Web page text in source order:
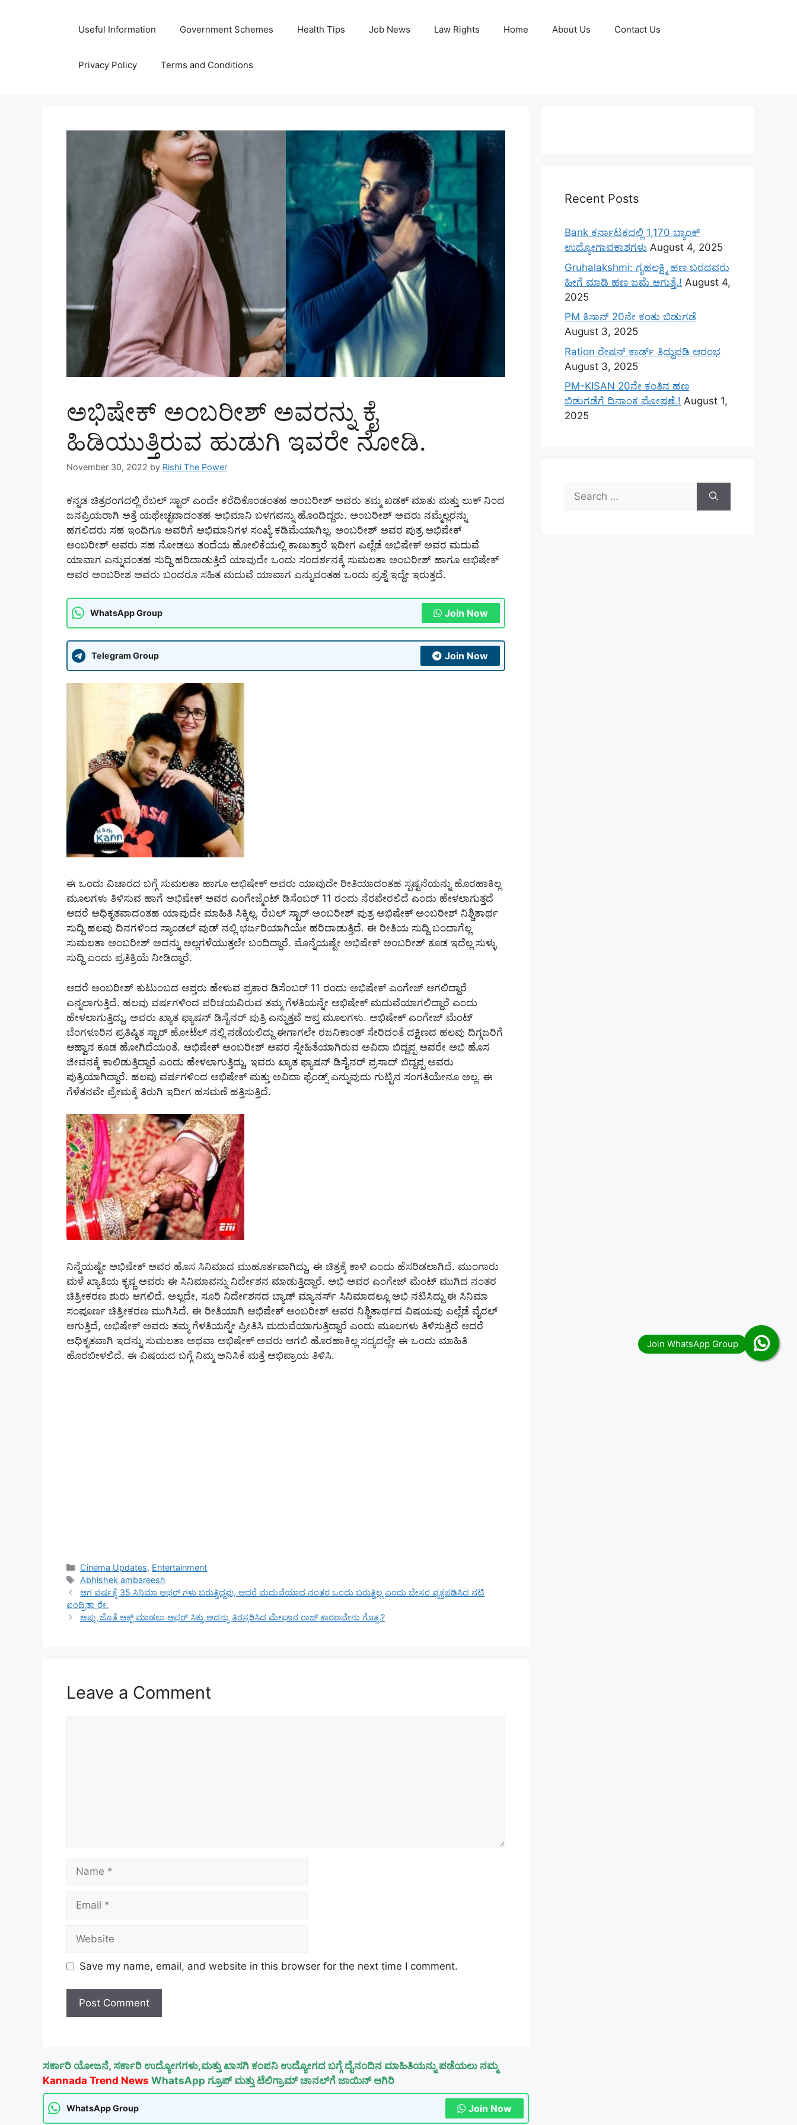
Useful Information Government Schemes Health Tips Job News Law Rights Home About Us Contact Us
Privacy Policy Terms and Conditions
ಅಭಿಷೇಕ್ ಅಂಬರೀಶ್ ಅವರನ್ನು ಕೈ
ಹಿಡಿಯುತ್ತಿರುವ ಹುಡುಗಿ ಇವರೇ ನೋಡಿ.
November 30, 2022 by Rishi The Power
ಕನ್ನಡ ಚಿತ್ರರಂಗದಲ್ಲಿ ರೆಬಲ್ ಸ್ಟಾರ್ ಎಂದೇ ಕರೆದಿಕೊಂಡಂತಹ ಅಂಬರೀಶ್ ಅವರು ತಮ್ಮ ಖಡಕ್ ಮಾತು ಮತ್ತು ಲುಕ್ ನಿಂದ
ಜನಪ್ರಿಯರಾಗಿ ಅತ್ತೆ ಯಥೇಚ್ಛವಾದಂತಹ ಅಭಿಮಾನಿ ಬಳಗವನ್ನು ಹೊಂದಿದ್ದರು. ಅಂಬರೀಶ್ ಅವರು ನಮ್ಮೆಲ್ಲರನ್ನು
ಹಗಲಿದರು ಸಹ ಇಂದಿಗೂ ಅವರಿಗೆ ಅಭಿಮಾನಿಗಳ ಸಂಖ್ಯೆ ಕಡಿಮೆಯಾಗಿಲ್ಲ. ಅಂಬರೀಶ್ ಅವರ ಪುತ್ರ ಅಭಿಷೇಕ್
ಅಂಬರೀಶ್ ಅವರು ಸಹ ನೋಡಲು ತಂದೆಯ ಹೋಲಿಕೆಯಲ್ಲಿ ಕಾಣುತ್ತಾರೆ ಇದೀಗ ಎಲ್ಲೆಡೆ ಅಭಿಷೇಕ್ ಅವರ ಮದುವೆ
ಯಾವಾಗ ಎನ್ನುವಂತಹ ಸುದ್ದಿ ಹರಿದಾಡುತ್ತಿದೆ ಯಾವುದೇ ಒಂದು ಸಂದರ್ಶನಕ್ಕೆ ಸುಮಲತಾ ಅಂಬರೀಶ್ ಹಾಗೂ ಅಭಿಷೇಕ್
ಅವರ ಅಂಬರೀಶ ಅವರು ಬಂದರೂ ಸಹಿತ ಮದುವೆ ಯಾವಾಗ ಎನ್ನುವಂತಹ ಒಂದು ಪ್ರಶ್ನೆ ಇದ್ದೇ ಇರುತ್ತದೆ.
WhatsApp Group Join Now
Telegram Group Join Now
ಈ ಒಂದು ವಿಚಾರದ ಬಗ್ಗೆ ಸುಮಲತಾ ಹಾಗೂ ಅಭಿಷೇಕ್ ಅವರು ಯಾವುದೇ ರೀತಿಯಾದಂತಹ ಸ್ಪಷ್ಟನೆಯನ್ನು ಹೊರಹಾಕಿಲ್ಲ
ಮೂಲಗಳು ತಿಳಿಸುವ ಹಾಗೆ ಅಭಿಷೇಕ್ ಅವರ ಎಂಗೇಜ್ಮೆಂಟ್ ಡಿಸೆಂಬರ್ 11 ರಂದು ನೆರವೇರಲಿದೆ ಎಂದು ಹೇಳಲಾಗುತ್ತದೆ
ಆದರೆ ಅಧಿಕೃತವಾದಂತಹ ಯಾವುದೇ ಮಾಹಿತಿ ಸಿಕ್ಕಿಲ್ಲ. ರೆಬಲ್ ಸ್ಟಾರ್ ಅಂಬರೀಶ್ ಪುತ್ರ ಅಭಿಷೇಕ್ ಅಂಬರೀಶ್ ನಿಶ್ಚಿತಾರ್ಥ
ಸುದ್ದಿ ಹಲವು ದಿನಗಳಿಂದ ಸ್ಯಾಂಡಲ್ ವುಡ್ ನಲ್ಲಿ ಭರ್ಜರಿಯಾಗಿಯೇ ಹರಿದಾಡುತ್ತಿದೆ. ಈ ರೀತಿಯ ಸುದ್ದಿ ಬಂದಾಗೆಲ್ಲ
ಸುಮಲತಾ ಅಂಬರೀಶ್ ಅದನ್ನು ಅಲ್ಲಗಳೆಯುತ್ತಲೇ ಬಂದಿದ್ದಾರೆ. ಮೊನ್ನೆಯಷ್ಟೇ ಅಭಿಷೇಕ್ ಅಂಬರೀಶ್ ಕೂಡ ಇದೆಲ್ಲ ಸುಳ್ಳು
ಸುದ್ದಿ ಎಂದು ಪ್ರತಿಕ್ರಿಯೆ ನೀಡಿದ್ದಾರೆ.
ಆದರೆ ಅಂಬರೀಶ್ ಕುಟುಂಬದ ಆಪ್ತರು ಹೇಳುವ ಪ್ರಕಾರ ಡಿಸೆಂಬರ್ 11 ರಂದು ಅಭಿಷೇಕ್ ಎಂಗೇಜ್ ಆಗಲಿದ್ದಾರೆ
ಎನ್ನಲಾಗುತ್ತಿದೆ. ಹಲವು ವರ್ಷಗಳಿಂದ ಪರಿಚಯವಿರುವ ತಮ್ಮ ಗೆಳತಿಯನ್ನೇ ಅಭಿಷೇಕ್ ಮದುವೆಯಾಗಲಿದ್ದಾರೆ ಎಂದು
ಹೇಳಲಾಗುತ್ತಿದ್ದು, ಅವರು ಖ್ಯಾತ ಫ್ಯಾಷನ್ ಡಿಸೈನರ್ ಪುತ್ರಿ ಎನ್ನುತ್ತವೆ ಆಪ್ತ ಮೂಲಗಳು. ಅಭಿಷೇಕ್ ಎಂಗೇಜ್ ಮೆಂಟ್
ಬೆಂಗಳೂರಿನ ಪ್ರತಿಷ್ಠಿತ ಸ್ಟಾರ್ ಹೋಟೆಲ್ ನಲ್ಲಿ ನಡೆಯಲಿದ್ದು ಈಗಾಗಲೇ ರಜನಿಕಾಂತ್ ಸೇರಿದಂತೆ ದಕ್ಷಿಣದ ಹಲವು ದಿಗ್ಗಜರಿಗೆ
ಆಹ್ವಾನ ಕೂಡ ಹೋಗಿದೆಯಂತೆ. ಅಭಿಷೇಕ್ ಅಂಬರೀಶ್ ಅವರ ಸ್ನೇಹಿತೆಯಾಗಿರುವ ಅವಿದಾ ಬಿದ್ದಪ್ಪ ಅವರೇ ಅಭಿ ಹೊಸ
ಜೀವನಕ್ಕೆ ಕಾಲಿಡುತ್ತಿದ್ದಾರೆ ಎಂದು ಹೇಳಲಾಗುತ್ತಿದ್ದು, ಇವರು ಖ್ಯಾತ ಫ್ಯಾಷನ್ ಡಿಸೈನರ್ ಪ್ರಸಾದ್ ಬಿದ್ದಪ್ಪ ಅವರು
ಪುತ್ರಿಯಾಗಿದ್ದಾರೆ. ಹಲವು ವರ್ಷಗಳಿಂದ ಅಭಿಷೇಕ್ ಮತ್ತು ಅವಿದಾ ಫ್ರೆಂಡ್ಸ್ ಎನ್ನುವುದು ಗುಟ್ಟಿನ ಸಂಗತಿಯೇನೂ ಅಲ್ಲ. ಈ
ಗೆಳೆತನವೇ ಪ್ರೇಮಕ್ಕೆ ತಿರುಗಿ ಇದೀಗ ಹಸಮಣೆ ಹತ್ತಿಸುತ್ತಿದೆ.
ನಿನ್ನೆಯಷ್ಟೇ ಅಭಿಷೇಕ್ ಅವರ ಹೊಸ ಸಿನಿಮಾದ ಮುಹೂರ್ತವಾಗಿದ್ದು, ಈ ಚಿತ್ರಕ್ಕೆ ಕಾಳಿ ಎಂದು ಹೆಸರಿಡಲಾಗಿದೆ. ಮುಂಗಾರು
ಮಳೆ ಖ್ಯಾತಿಯ ಕೃಷ್ಣ ಅವರು ಈ ಸಿನಿಮಾವನ್ನು ನಿರ್ದೇಶನ ಮಾಡುತ್ತಿದ್ದಾರೆ. ಅಭಿ ಅವರ ಎಂಗೇಜ್ ಮೆಂಟ್ ಮುಗಿದ ನಂತರ
ಚಿತ್ರೀಕರಣ ಶುರು ಆಗಲಿದೆ. ಅಲ್ಲದೇ, ಸೂರಿ ನಿರ್ದೇಶನದ ಬ್ಯಾಡ್ ಮ್ಯಾನರ್ಸ್ ಸಿನಿಮಾದಲ್ಲೂ ಅಭಿ ನಟಿಸಿದ್ದು ಈ ಸಿನಿಮಾ
ಸಂಪೂರ್ಣ ಚಿತ್ರೀಕರಣ ಮುಗಿಸಿದೆ. ಈ ರೀತಿಯಾಗಿ ಅಭಿಷೇಕ್ ಅಂಬರೀಶ್ ಅವರ ನಿಶ್ಚಿತಾರ್ಥದ ವಿಷಯವು ಎಲ್ಲೆಡೆ ವೈರಲ್
ಆಗುತ್ತಿದೆ, ಅಭಿಷೇಕ್ ಅವರು ತಮ್ಮ ಗೆಳತಿಯನ್ನೇ ಪ್ರೀತಿಸಿ ಮದುವೆಯಾಗುತ್ತಿದ್ದಾರೆ ಎಂದು ಮೂಲಗಳು ತಿಳಿಸುತ್ತಿದೆ ಆದರೆ
ಅಧಿಕೃತವಾಗಿ ಇದನ್ನು ಸುಮಲತಾ ಅಥವಾ ಅಭಿಷೇಕ್ ಅವರು ಆಗಲಿ ಹೊರಹಾಕಿಲ್ಲ ಸದ್ಯದಲ್ಲೇ ಈ ಒಂದು ಮಾಹಿತಿ
ಹೊರಬೀಳಲಿದೆ. ಈ ವಿಷಯದ ಬಗ್ಗೆ ನಿಮ್ಮ ಅನಿಸಿಕೆ ಮತ್ತೆ ಅಭಿಪ್ರಾಯ ತಿಳಿಸಿ.
Categories
Cinema Updates, Entertainment
Tags
Abhishek ambareesh
ಆಗ ವರ್ಷಕ್ಕೆ 35 ಸಿನಿಮಾ ಆಫರ್ ಗಳು ಬರುತ್ತಿದ್ದವು, ಆದರೆ ಮದುವೆಯಾದ ನಂತರ ಒಂದು ಬರುತ್ತಿಲ್ಲ ಎಂದು ಬೇಸರ ವ್ಯಕ್ತಪಡಿಸಿದ ನಟಿ
ಐಂದ್ರಿತಾ ರೇ.
ಅಪ್ಪು ಜೊತೆ ಆಕ್ಟ್ ಮಾಡಲು ಆಫರ್ ಸಿಕ್ರು ಅದನ್ನು ತಿರಸ್ಕರಿಸಿದ ಮೇಘಾನ ರಾಜ್ ಕಾರಣವೇನು ಗೊತ್ತ.?
Leave a Comment
Name
Email
Website
Save my name, email, and website in this browser for the next time I comment.
ಸರ್ಕಾರಿ ಯೋಜನೆ, ಸರ್ಕಾರಿ ಉದ್ಯೋಗಗಳು,ಮತ್ತು ಖಾಸಗಿ ಕಂಪನಿ ಉದ್ಯೋಗದ ಬಗ್ಗೆ ದೈನಂದಿನ ಮಾಹಿತಿಯನ್ನು ಪಡೆಯಲು ನಮ್ಮ
Kannada Trend News WhatsApp ಗ್ರೂಪ್ ಮತ್ತು ಟೆಲಿಗ್ರಾಮ್ ಚಾನಲ್‌ಗೆ ಜಾಯಿನ್ ಆಗಿರಿ
WhatsApp Group Join Now
Recent Posts
Bank ಕರ್ನಾಟಕದಲ್ಲಿ 1,170 ಬ್ಯಾಂಕ್
ಉದ್ಯೋಗಾವಕಾಶಗಳು August 4, 2025
Gruhalakshmi: ಗೃಹಲಕ್ಷ್ಮಿ ಹಣ ಬರದವರು
ಹೀಗೆ ಮಾಡಿ ಹಣ ಜಮೆ‌ ಆಗುತ್ತೆ.! August 4,
2025
PM ಕಿಸಾನ್ 20ನೇ ಕಂತು ಬಿಡುಗಡೆ
August 3, 2025
Ration ರೇಷನ್ ಕಾರ್ಡ್ ತಿದ್ದುಪಡಿ ಆರಂಭ
August 3, 2025
PM-KISAN 20ನೇ ಕಂತಿನ ಹಣ
ಬಿಡುಗಡೆಗೆ ದಿನಾಂಕ ಘೋಷಣೆ.! August 1,
2025
Search
for: